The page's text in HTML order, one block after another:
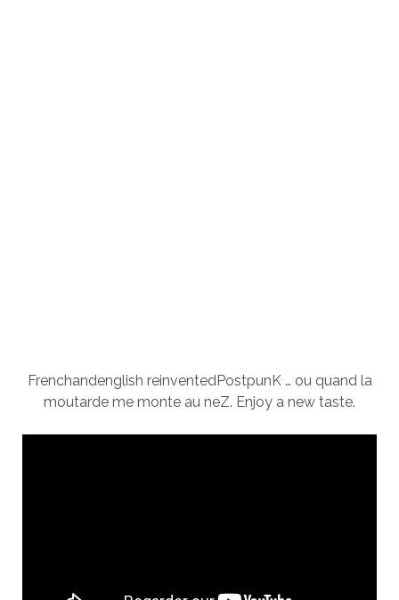
Frenchandenglish reinventedPostpunK … ou quand la
moutarde me monte au neZ. Enjoy a new taste.